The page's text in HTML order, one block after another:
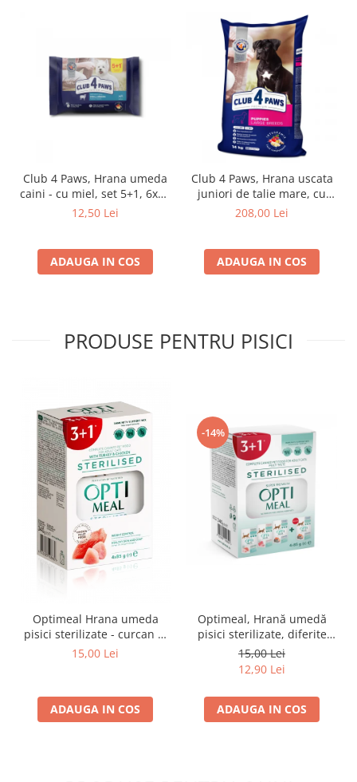
Club 4 Paws, Hrana umeda
caini - cu miel, set 5+1, 6x80
g
12,50 Lei
ADAUGA IN COS
Club 4 Paws, Hrana uscata
juniori de talie mare, cu
pui, 14kg
208,00 Lei
ADAUGA IN COS
PRODUSE PENTRU PISICI
Optimeal Hrana umeda
pisici sterilizate - curcan si
pui in sos, set 3+1,
15,00 Lei
ADAUGA IN COS
-14%
Optimeal, Hrană umedă
pisici sterilizate, diferite
arome, (3+1), 0.34kg
15,00 Lei
12,90 Lei
ADAUGA IN COS